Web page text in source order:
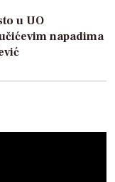
u UO
napadima